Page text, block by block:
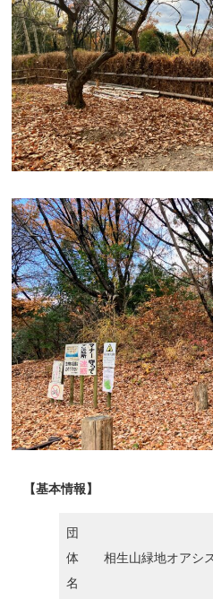
【基本情報】
団
体
名
相生山緑地オアシ